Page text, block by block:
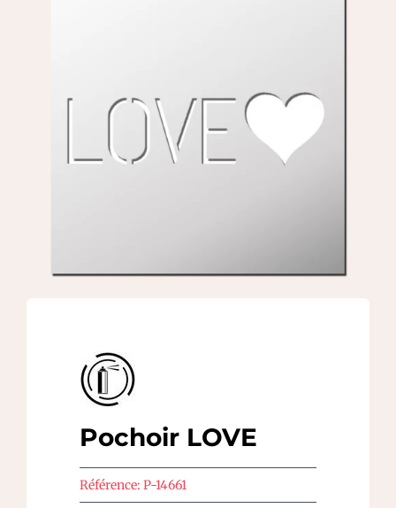
Pochoir LOVE
Référence: P-14661